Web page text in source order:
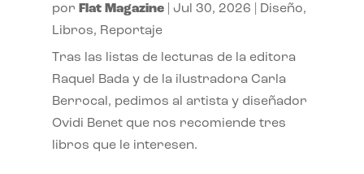
por Flat Magazine| Jul 30, 2026 Diseño,
Libros, Reportaje
Tras las listas de lecturas de la editora
Raquel Bada y de la ilustradora Carla
Berrocal, pedimos al artista y diseñador
Ovidi Benet que nos recomiende tres
libros que le interesen.